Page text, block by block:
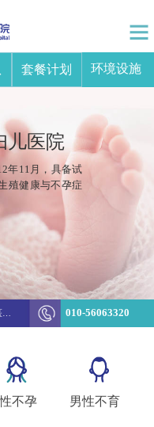
套餐计划 环境设施
儿医院
年11月，具备试
殖健康与不孕症
010-56063320
不孕 男性不育